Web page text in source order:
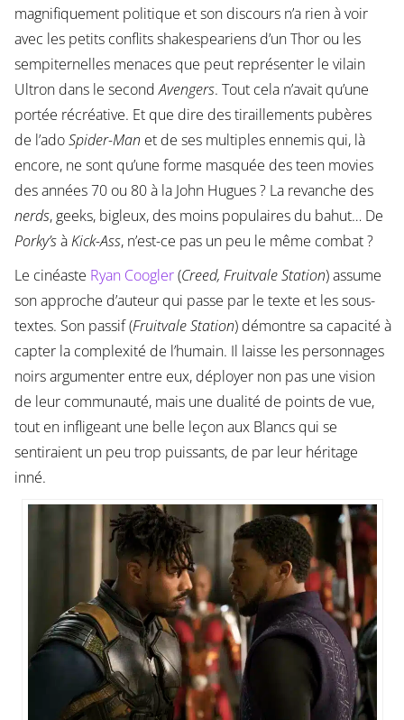
magnifiquement politique et son discours n’a rien à voir
avec les petits conflits shakespeariens d’un Thor ou les
sempiternelles menaces que peut représenter le vilain
Ultron dans le secondAvengers. Tout cela n’avait qu’une
portée récréative. Et que dire des tiraillements pubères
de l’adoSpider-Man et de ses multiples ennemis qui, là
encore, ne sont qu’une forme masquée des teen movies
des années 70 ou 80 à la John Hugues ? La revanche des
nerds, geeks, bigleux, des moins populaires du bahut… De
Porky’sàKick-Ass, n’est-ce pas un peu le même combat ?
Le cinéaste Ryan Coogler(Creed, Fruitvale Station) assume
son approche d’auteur qui passe par le texte et les sous-
textes. Son passif (Fruitvale Station) démontre sa capacité à
capter la complexité de l’humain. Il laisse les personnages
noirs argumenter entre eux, déployer non pas une vision
de leur communauté, mais une dualité de points de vue,
tout en infligeant une belle leçon aux Blancs qui se
sentiraient un peu trop puissants, de par leur héritage
inné.